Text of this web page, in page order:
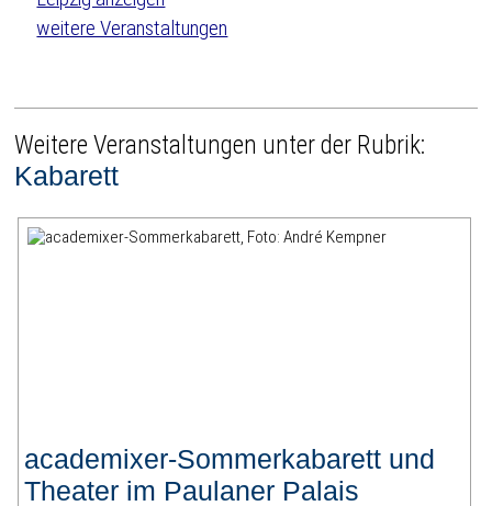
weitere Veranstaltungen
Weitere Veranstaltungen unter der Rubrik:
Kabarett
academixer-Sommerkabarett und
Theater im Paulaner Palais